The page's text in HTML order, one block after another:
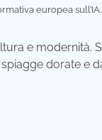
europea sull’IA.
e modernità.
dorate e